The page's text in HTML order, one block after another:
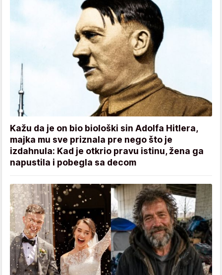
Kažu da je on bio biološki sin Adolfa Hitlera,
majka mu sve priznala pre nego što je
izdahnula: Kad je otkrio pravu istinu, žena ga
napustila i pobegla sa decom